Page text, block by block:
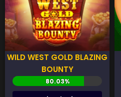
WILD WEST GOLD BLAZING
BOUNTY